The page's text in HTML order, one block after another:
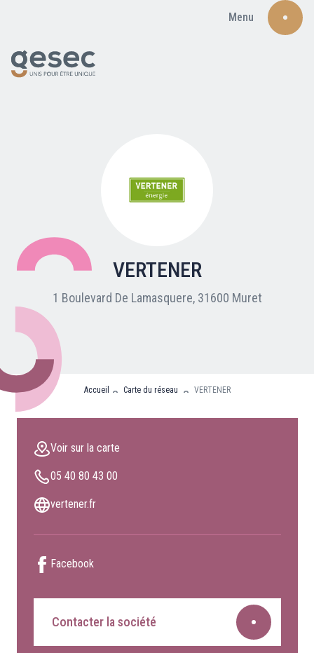
Menu
Nos adhérents
Carte du réseau
Nos partenaires
Clients professionnels
VERTENER
1 Boulevard De Lamasquere, 31600 Muret
Accueil Carte du réseau VERTENER
Voir sur la carte
05 40 80 43 00
vertener.fr
Facebook
Contacter la société